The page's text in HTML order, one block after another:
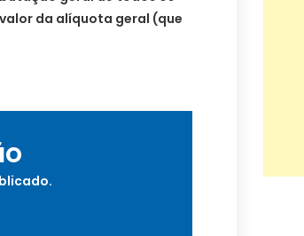
da alíquota geral (que